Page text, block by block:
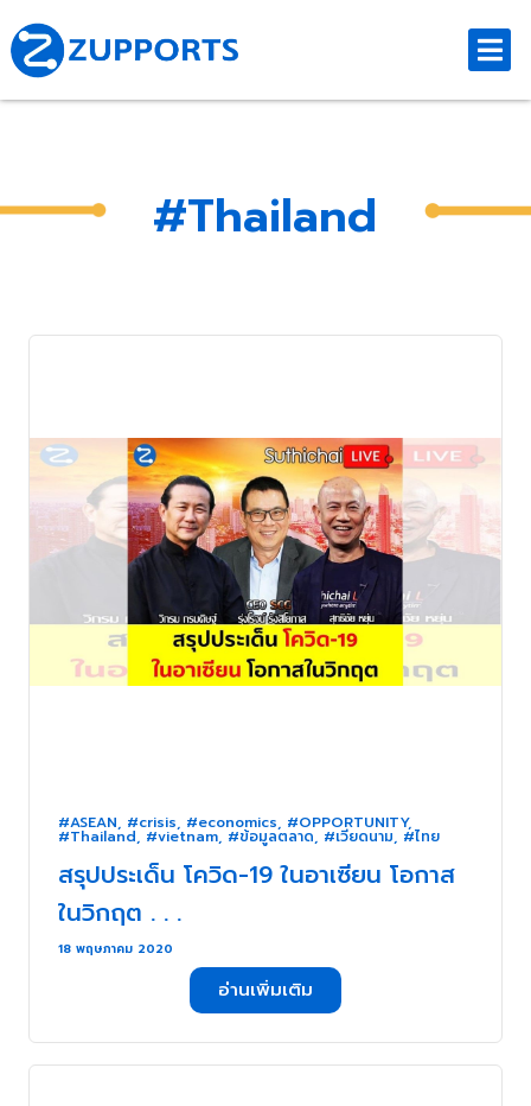
#Thailand
#ASEAN, #crisis, #economics, #OPPORTUNITY,
#Thailand, #vietnam, #ข้อมูลตลาด, #เวียดนาม, #ไทย
สรุปประเด็น โควิด-19 ในอาเซียน โอกาส
ในวิกฤต . . .
18 พฤษภาคม 2020
อ่านเพิ่มเติม